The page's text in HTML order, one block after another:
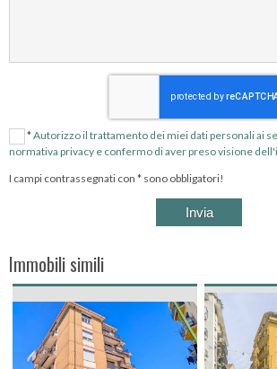
*Autorizzo il trattamento dei miei dati personali ai
normativa privacy e confermo di aver preso visione
I campi contrassegnati con * sono obbligatori!
Immobili simili